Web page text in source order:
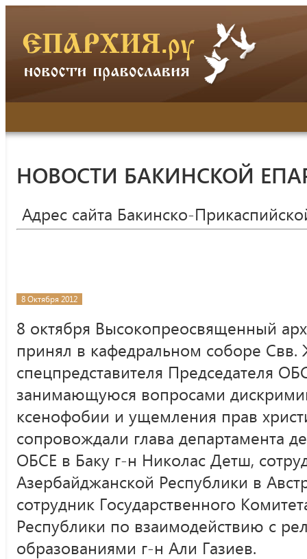
НОВОСТИ БАКИНСКОЙ
Адрес сайта Бакинско-
8 Октября 2012
8 октября Высокопреосвященный
принял в кафедральном соборе
спецпредставителя Председателя
занимающуюся вопросами
ксенофобии и ущемления прав
сопровождали глава департамента
ОБСЕ в Баку г-н Николас Детш,
Азербайджанской Республики в
сотрудник Государственного
Республики по взаимодействию с
образованиями г-н Али Газиев.